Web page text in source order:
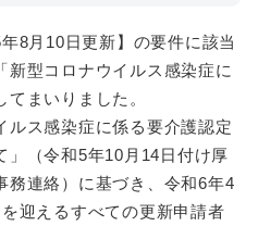
8月10日更新】の要件に該当
新型コロナウイルス感染症に
まいりました。
ルス感染症に係る要介護認定
」（令和5年10月14日付け厚
務連絡）に基づき、令和6年4
迎えるすべての更新申請者